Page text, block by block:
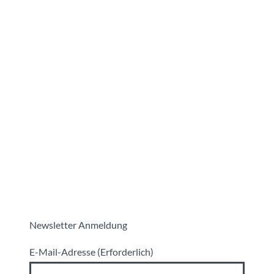
Newsletter Anmeldung
E-Mail-Adresse (Erforderlich)